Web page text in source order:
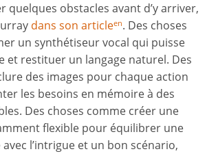
quelques obstacles avant d’y arriver,
dans son articleen. Des choses
un synthétiseur vocal qui puisse
et restituer un langage naturel. Des
des images pour chaque action
les besoins en mémoire à des
Des choses comme créer une
flexible pour équilibrer une
l’intrigue et un bon scénario,